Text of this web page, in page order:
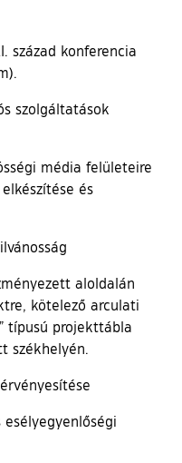
század konferencia
szolgáltatások
média felületeire
és
aloldalán
kötelező arculati
típusú projekttábla
székhelyén.